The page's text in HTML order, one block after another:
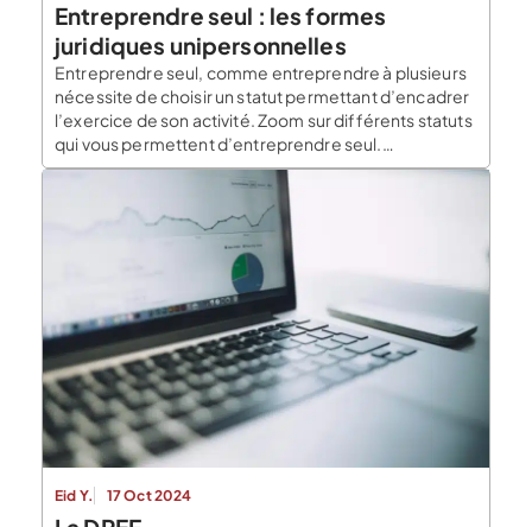
Entreprendre seul : les formes
juridiques unipersonnelles
Entreprendre seul, comme entreprendre à plusieurs
nécessite de choisir un statut permettant d’encadrer
l’exercice de son activité. Zoom sur différents statuts
qui vous permettent d’entreprendre seul.
Entreprendre seul avec l’auto-entreprise
L’autoentreprise n’est pas à proprement parler une
forme juridique. Il s’agit d’un régime pour lequel un
entrepreneur peut opter. Ce régime est proche de la
Eid Y. 17 Oct 2024